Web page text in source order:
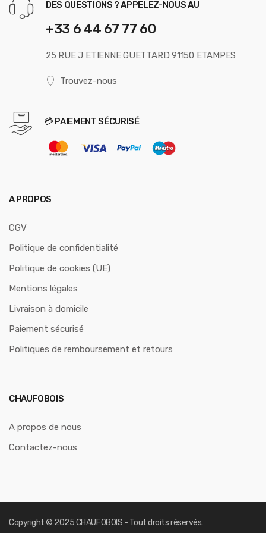
DES QUESTIONS ? APPELEZ-NOUS AU
+33 6 44 67 77 60
25 RUE J ETIENNE GUETTARD 91150 ETAMPES
Trouvez-nous
💳 PAIEMENT SÉCURISÉ
A PROPOS
CGV
Politique de confidentialité
Politique de cookies (UE)
Mentions légales
Livraison à domicile
Paiement sécurisé
Politiques de remboursement et retours
CHAUFOBOIS
A propos de nous
Contactez-nous
Copyright © 2025 CHAUFOBOIS - Tout droits réservés.